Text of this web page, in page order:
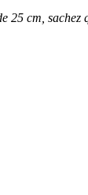
25 cm, sachez